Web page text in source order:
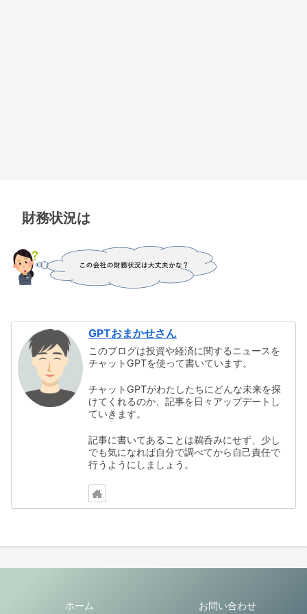
財務状況は
GPTおまかせさん
このブログは投資や経済に関するニュースを
チャットGPTを使って書いています。
チャットGPTがわたしたちにどんな未来を探
けてくれるのか、記事を日々アップデートし
ていきます。
記事に書いてあることは鵜呑みにせず、少し
でも気になれば自分で調べてから自己責任で
行うようにしましょう。
ホーム お問い合わせ